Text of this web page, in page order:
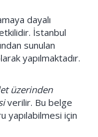
dayalı
İstanbul
sunulan
yapılmaktadır.
üzerinden
verilir. Bu belge
yapılabilmesi için